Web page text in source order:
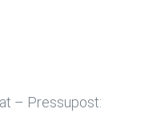
– Pressupost: